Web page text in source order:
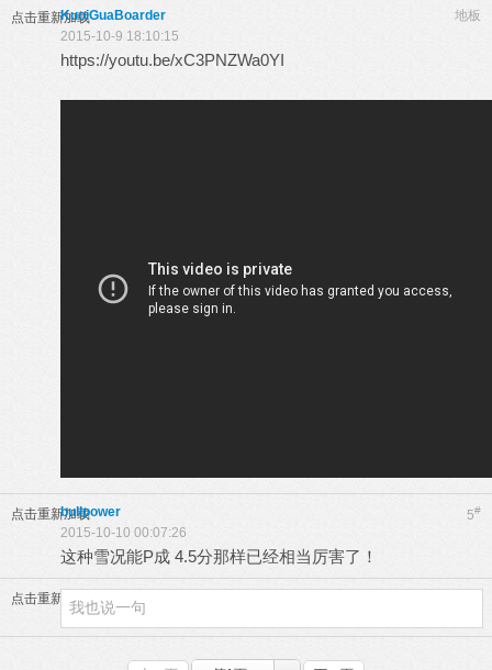
点击重新加载 地板
KuoiGuaBoarder
2015-10-9 18:10:15
https://youtu.be/xC3PNZWa0YI
点击重新加载 5#
bullpower
2015-10-10 00:07:26
这种雪况能P成 4.5分那样已经相当厉害了！
点击重新加载